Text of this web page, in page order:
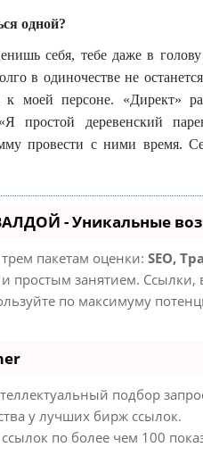
одной?
себя, тебе даже в
в одиночестве не
к моей персоне. «Директ»
простой деревенский
провести с ними время.
- Уникальные
пакетам оценки: SEO,
простым занятием. Ссылки,
по максимуму
подбор
у лучших бирж ссылок.
по более чем 100